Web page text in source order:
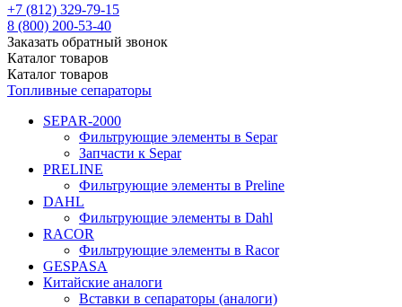
+7 (812) 329-79-15
8 (800) 200-53-40
Заказать обратный звонок
Каталог товаров
Каталог товаров
Топливные сепараторы
SEPAR-2000
Фильтрующие элементы в Separ
Запчасти к Separ
PRELINE
Фильтрующие элементы в Preline
DAHL
Фильтрующие элементы в Dahl
RACOR
Фильтрующие элементы в Racor
GESPASA
Китайские аналоги
Вставки в сепараторы (аналоги)